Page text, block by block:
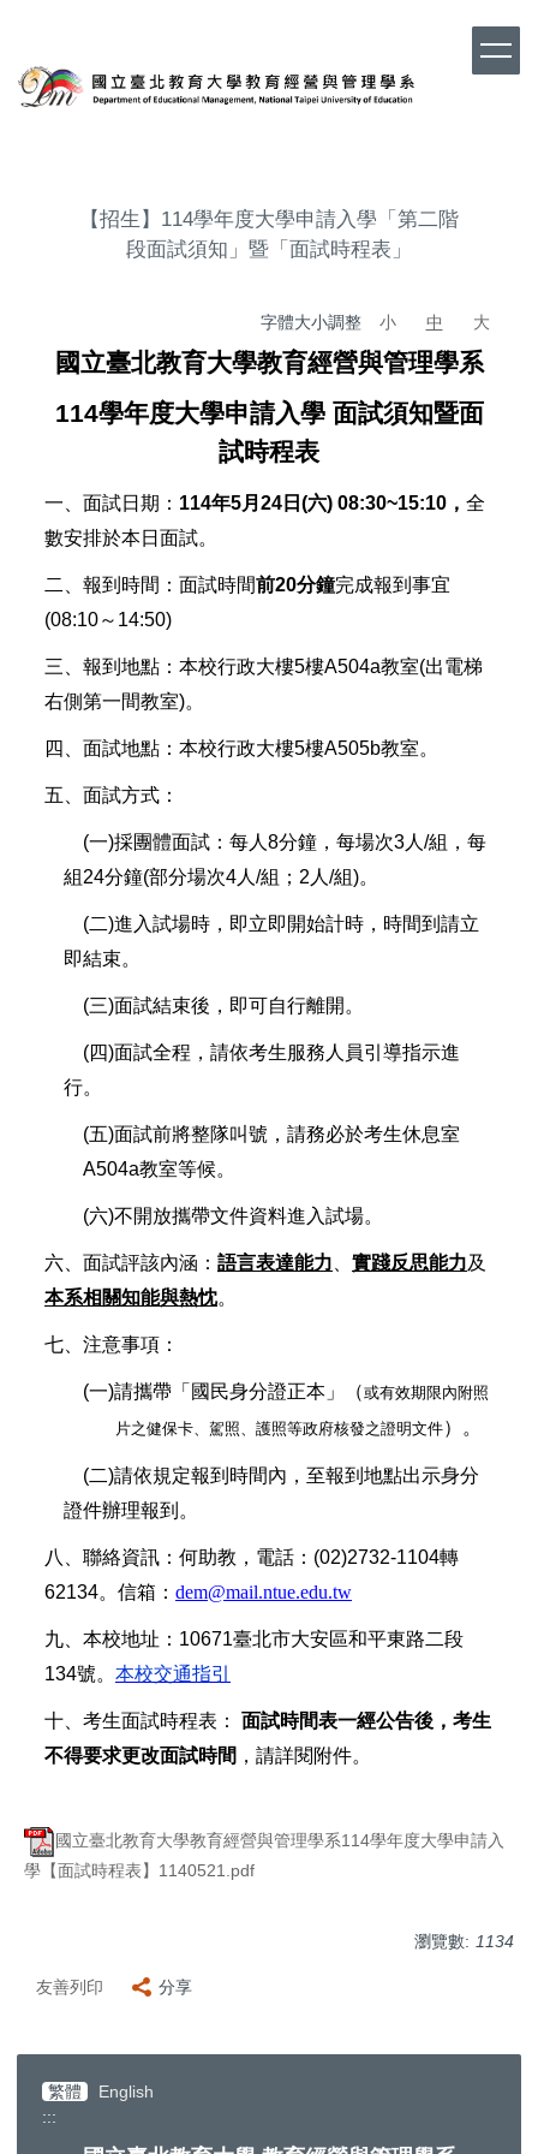
主
要
【招生】114學年度大學申請入學「第二階
段面試須知」暨「面試時程表」
字體大小調整 小 中 大
國立臺北教育大學教育經營與管理學系
114學年度大學申請入學 面試須知暨面
試時程表
一、面試日期： 114年5月24日(六) 08:30~15:10， 全
數安排於本日面試。
二、報到時間：面試時間前20分鐘完成報到事宜
(08:10～14:50)
三、報到地點：本校行政大樓5樓A504a教室(出電梯
右側第一間教室)。
四、面試地點：本校行政大樓5樓A505b教室。
五、面試方式：
(一)採團體面試：每人8分鐘，每場次3人/組，每
組24分鐘(部分場次4人/組；2人/組)。
(二)進入試場時，即立即開始計時，時間到請立
即結束。
(三)面試結束後，即可自行離開。
(四)面試全程，請依考生服務人員引導指示進
行。
(五)面試前將整隊叫號，請務必於考生休息室
A504a教室等候。
(六)不開放攜帶文件資料進入試場。
六、面試評該內涵： 語言表達能力 實踐反思能力及
本系相關知能與熱忱。
七、注意事項：
(一)請攜帶「國民身分證正本」（或有效期限內附照
片之健保卡、駕照、護照等政府核發之證明文件）。
(二)請依規定報到時間內，至報到地點出示身分
證件辦理報到。
八、聯絡資訊：何助教，電話：(02)2732-1104轉
62134。信箱： dem@mail.ntue.edu.tw
九、本校地址：10671臺北市大安區和平東路二段
134號。 本校交通指引
十、考生面試時程表： 面試時間表一經公告後，考生
不得要求更改面試時間 ，請詳閱附件。
國立臺北教育大學教育經營與管理學系114學年度大學申請入
學【面試時程表】1140521.pdf
瀏覽數: 1134
友善列印 分享
繁體
English
:::